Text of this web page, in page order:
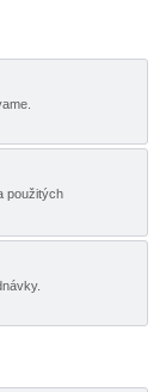
použitých